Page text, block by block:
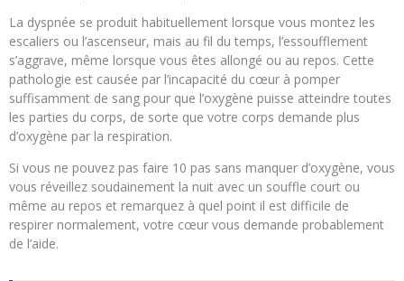
La dyspnée se produit habituellement lorsque vous montez les
escaliers ou l’ascenseur, mais au fil du temps, l’essoufflement
s’aggrave, même lorsque vous êtes allongé ou au repos. Cette
pathologie est causée par l’incapacité du cœur à pomper
suffisamment de sang pour que l’oxygène puisse atteindre toutes
les parties du corps, de sorte que votre corps demande plus
d’oxygène par la respiration.
Si vous ne pouvez pas faire 10 pas sans manquer d’oxygène, vous
vous réveillez soudainement la nuit avec un souffle court ou
même au repos et remarquez à quel point il est difficile de
respirer normalement, votre cœur vous demande probablement
de l’aide.